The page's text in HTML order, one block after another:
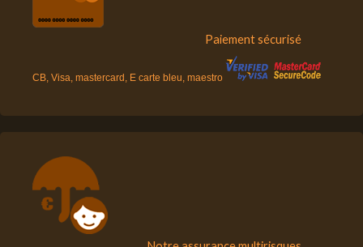
Paiement sécurisé
CB, Visa, mastercard, E carte bleu, maestro